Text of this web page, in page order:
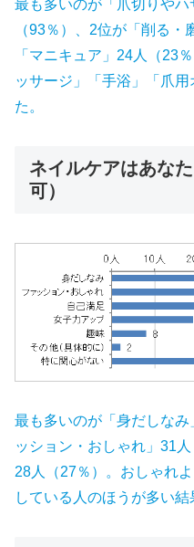
最も多いのが「爪切りやハ
（93％）、2位が「削る
「マニキュア」24人（23
ッサージ」「手浴」「爪
た。
ネイルケアはあな
可）
最も多いのが「身だしな
ッション・おしゃれ」31
28人（27％）。おしゃれ
している人のほうが多い結